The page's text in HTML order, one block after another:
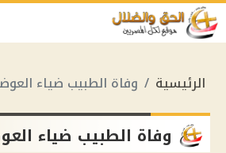
الرئيسية وفاة الطبيب ضياء
وفاة الطبيب ضياء